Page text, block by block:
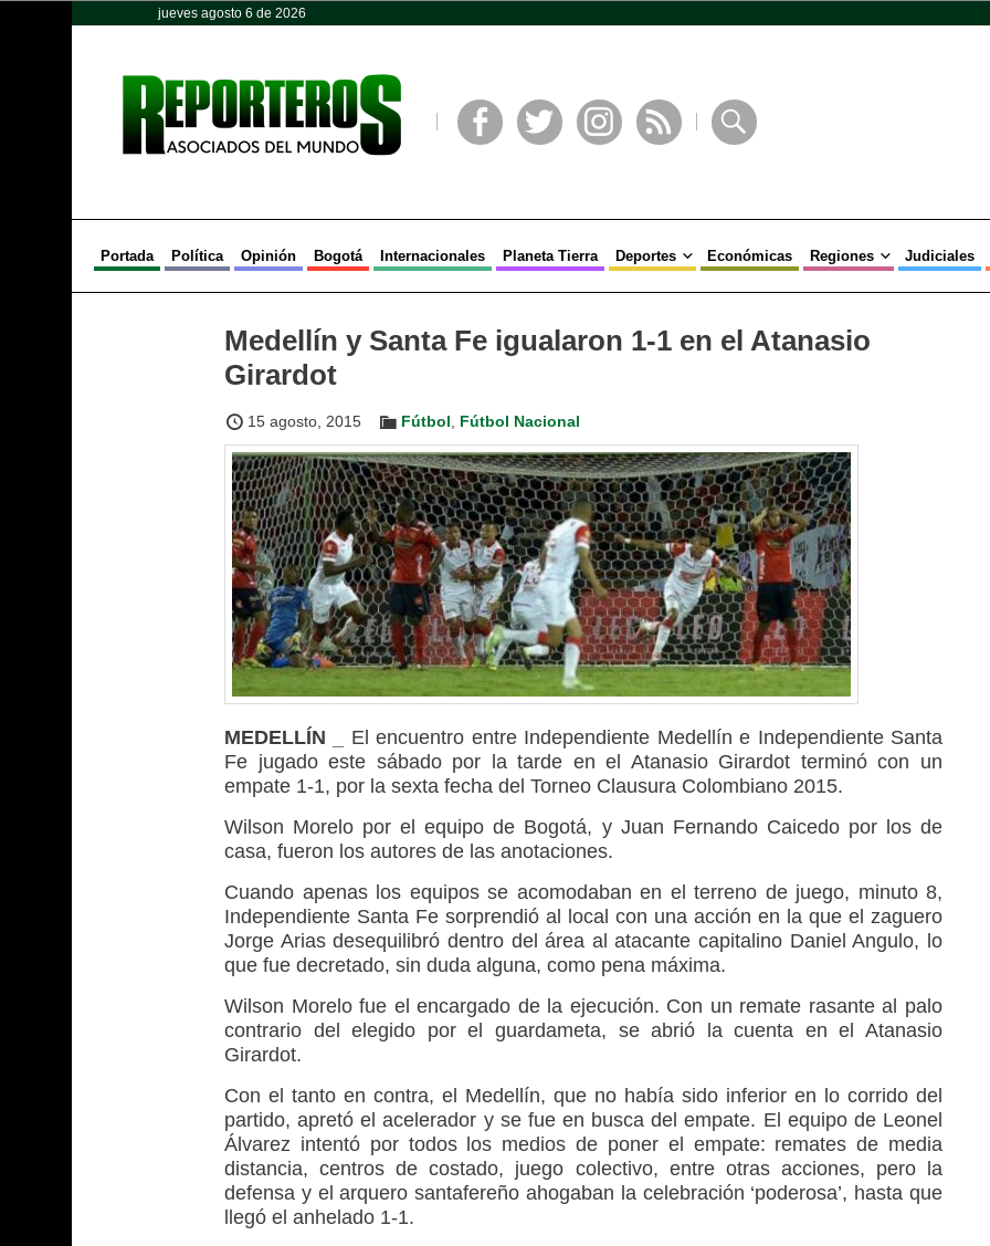
jueves agosto 6 de 2026
Portada Política Opinión Bogotá Internacionales Planeta Tierra Deportes Económicas Regiones Judiciales
Medellín y Santa Fe igualaron 1-1 en el Atanasio
Girardot
15 agosto, 2015 Fútbol Fútbol Nacional
MEDELLÍN _
El encuentro entre Independiente Medellín e Independiente Santa
Fe jugado este sábado por la tarde en el Atanasio Girardot terminó con un
empate 1-1, por la sexta fecha del Torneo Clausura Colombiano 2015.
Wilson Morelo por el equipo de Bogotá, y Juan Fernando Caicedo por los de
casa, fueron los autores de las anotaciones.
Cuando apenas los equipos se acomodaban en el terreno de juego, minuto 8,
Independiente Santa Fe sorprendió al local con una acción en la que el zaguero
Jorge Arias desequilibró dentro del área al atacante capitalino Daniel Angulo, lo
que fue decretado, sin duda alguna, como pena máxima.
Wilson Morelo fue el encargado de la ejecución. Con un remate rasante al palo
contrario del elegido por el guardameta, se abrió la cuenta en el Atanasio
Girardot.
Con el tanto en contra, el Medellín, que no había sido inferior en lo corrido del
partido, apretó el acelerador y se fue en busca del empate. El equipo de Leonel
Álvarez intentó por todos los medios de poner el empate: remates de media
distancia, centros de costado, juego colectivo, entre otras acciones, pero la
defensa y el arquero santafereño ahogaban la celebración ‘poderosa’, hasta que
llegó el anhelado 1-1.
Opinión Política